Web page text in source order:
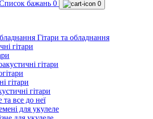
0 0
Гітари та обладнання
гітари
гітари
гітари
гітари
та все до неї
для укулеле